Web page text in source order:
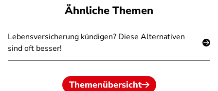
Ähnliche Themen
Lebensversicherung kündigen? Diese Alternativen
sind oft besser!
Themenübersicht